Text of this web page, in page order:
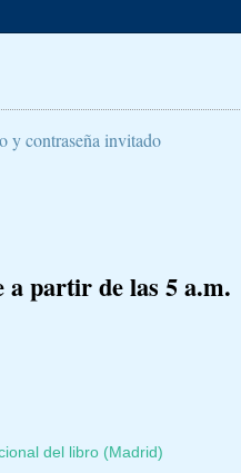
y contraseña invitado
a partir de las 5 a.m.
del libro (Madrid)